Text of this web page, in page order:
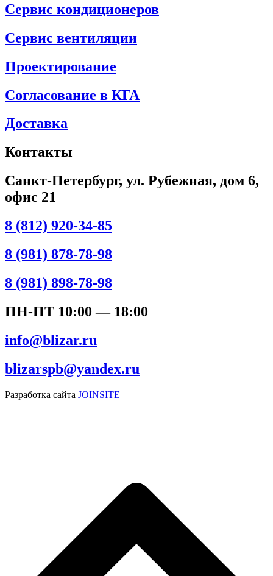
Сервис кондиционеров
Сервис вентиляции
Проектирование
Согласование в КГА
Доставка
Контакты
Санкт-Петербург, ул. Рубежная, дом 6,
офис 21
8 (812) 920-34-85
8 (981) 878-78-98
8 (981) 898-78-98
ПН-ПТ 10:00 — 18:00
info@blizar.ru
blizarspb@yandex.ru
Разработка сайта JOINSITE